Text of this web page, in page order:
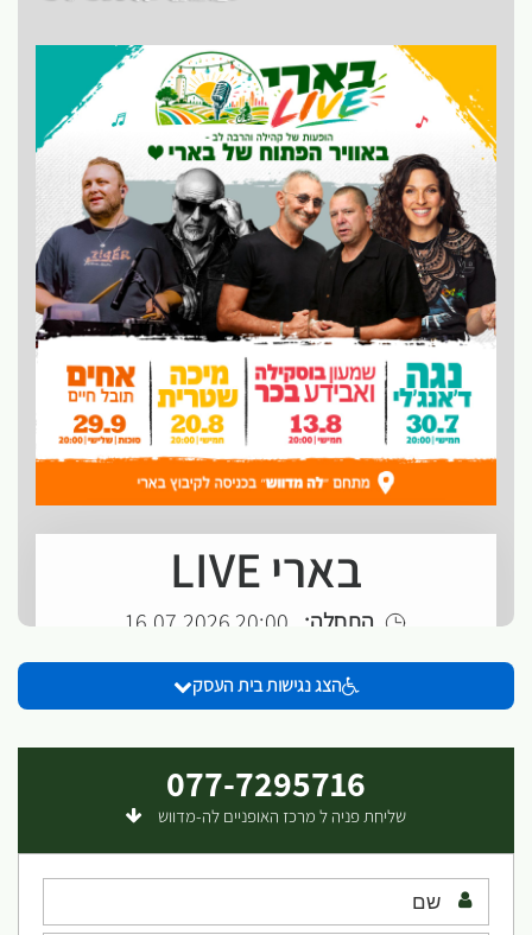
הצג נגישות בית העסק
077-7295716
שליחת פניה ל מרכז האופניים לה-מדווש